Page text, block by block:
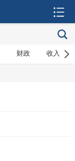
财政 收入